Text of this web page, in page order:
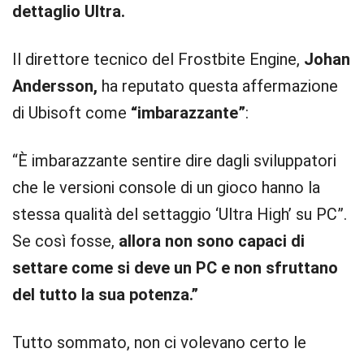
dettaglio Ultra.
Il direttore tecnico del Frostbite Engine, Johan
Andersson, ha reputato questa affermazione
di Ubisoft come “imbarazzante”:
“È imbarazzante sentire dire dagli sviluppatori
che le versioni console di un gioco hanno la
stessa qualità del settaggio ‘Ultra High’ su PC”.
Se così fosse, allora non sono capaci di
settare come si deve un PC e non sfruttano
del tutto la sua potenza.”
Tutto sommato, non ci volevano certo le